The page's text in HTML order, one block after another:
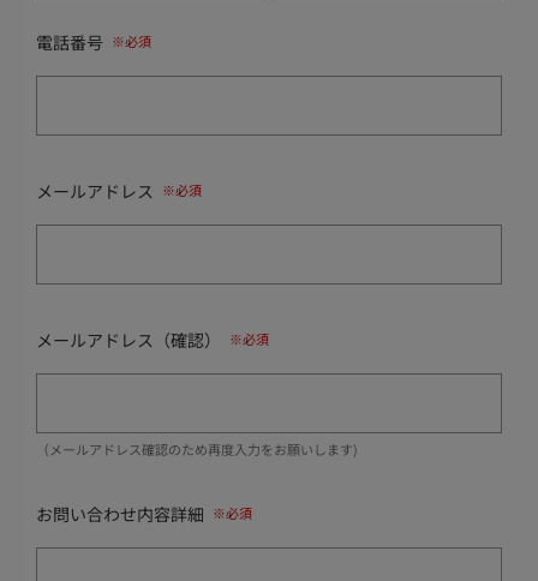
電話番号
メールアドレス
メールアドレス（確認）
（メールアドレス確認のため再度入力をお願いします)
お問い合わせ内容詳細